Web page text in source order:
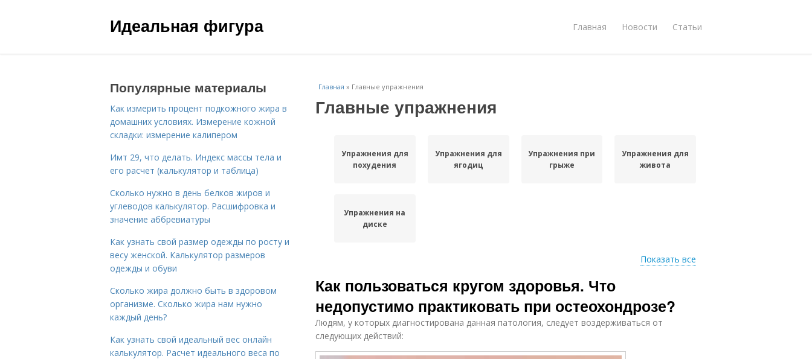
Идеальная фигура Главная Новости Статьи
Главная » Главные упражнения
Главные упражнения
Упражнения для
похудения
Упражнения для
ягодиц
Упражнения при
грыже
Упражнения для
живота
Упражнения на
диске
Показать все
Как пользоваться кругом здоровья. Что
недопустимо практиковать при остеохондрозе?
Людям, у которых диагностирована данная патология, следует воздерживаться от
следующих действий:
Популярные материалы
Как измерить процент подкожного жира в
домашних условиях. Измерение кожной
складки: измерение калипером
Имт 29, что делать. Индекс массы тела и
его расчет (калькулятор и таблица)
Сколько нужно в день белков жиров и
углеводов калькулятор. Расшифровка и
значение аббревиатуры
Как узнать свой размер одежды по росту и
весу женской. Калькулятор размеров
одежды и обуви
Сколько жира должно быть в здоровом
организме. Сколько жира нам нужно
каждый день?
Как узнать свой идеальный вес онлайн
калькулятор. Расчет идеального веса по